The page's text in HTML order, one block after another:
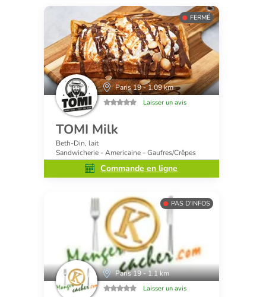
FERMÉ
Paris 19 - 1.09 km
Laisser un avis
TOMI Milk
Beth-Din, lait
Sandwicherie - Americaine - Gaufres/Crêpes
Commande en ligne
PAS D'INFOS
Paris 19 - 1.1 km
Laisser un avis